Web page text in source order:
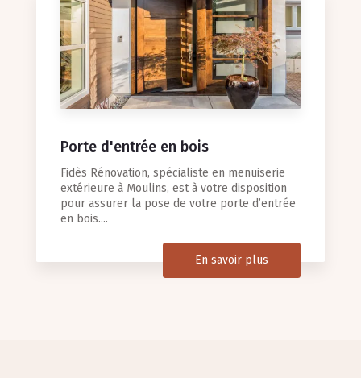
Porte d'entrée en bois
Fidès Rénovation, spécialiste en menuiserie
extérieure à Moulins, est à votre disposition
pour assurer la pose de votre porte d’entrée
en bois....
En savoir plus